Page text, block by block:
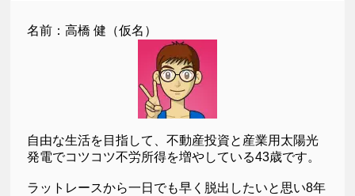
名前：高橋 健（仮名）
自由な生活を目指して、不動産投資と産業用太陽光
発電でコツコツ不労所得を増やしている43歳です。
ラットレースから一日でも早く脱出したいと思い8年